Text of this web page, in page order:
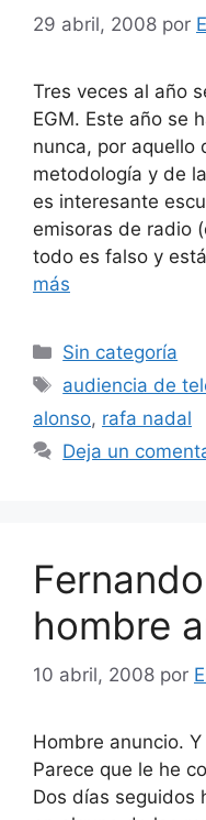
29 abril, 2008 por
Tres veces al año
EGM. Este año se
nunca, por aquello
metodología y de
es interesante
emisoras de radio
todo es falso y
más
Categorías
Sin categoría
Etiquetas
audiencia de
alonso, rafa nadal
Deja un
hombre
10 abril, 2008 por
Hombre anuncio.
Parece que le he
Dos días seguidos